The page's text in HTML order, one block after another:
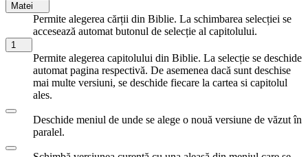
Matei
Permite alegerea cărții din Biblie. La schimbarea selecției se
accesează automat butonul de selecție al capitolului.
1
Permite alegerea capitolului din Biblie. La selecție se deschide
automat pagina respectivă. De asemenea dacă sunt deschise
mai multe versiuni, se deschide fiecare la cartea si capitolul
ales.
Deschide meniul de unde se alege o nouă versiune de văzut în
paralel.